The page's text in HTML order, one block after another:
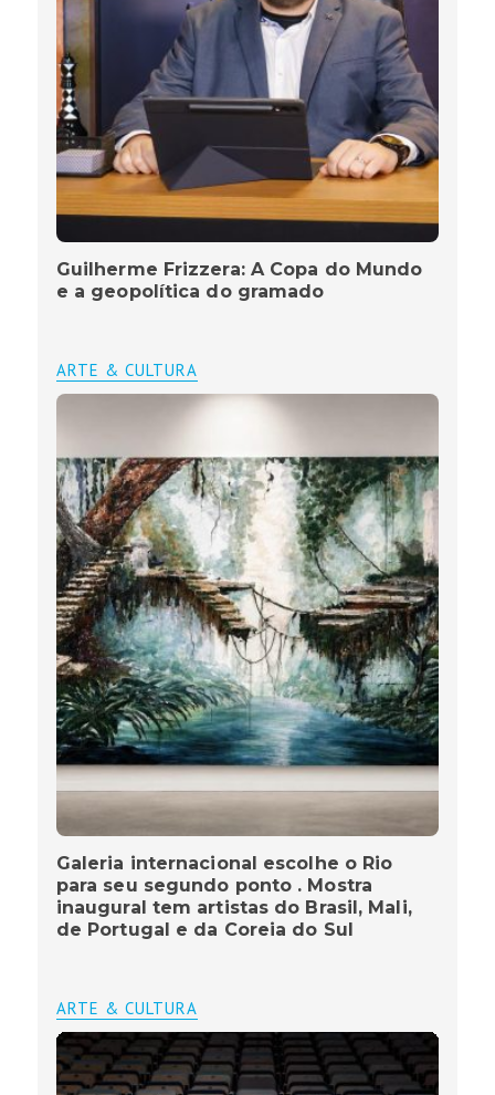
Guilherme Frizzera: A Copa do Mundo
e a geopolítica do gramado
ARTE & CULTURA
Galeria internacional escolhe o Rio
para seu segundo ponto . Mostra
inaugural tem artistas do Brasil, Mali,
de Portugal e da Coreia do Sul
ARTE & CULTURA